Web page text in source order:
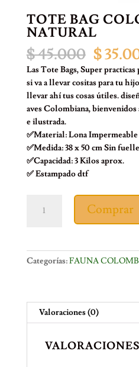
TOTE BAG
NATURAL
$45.000 El
precio
era:
$
$
Las Tote Bags, Super
si va a llevar cositas para tu
llevar ahí tus cosas útiles.
aves Colombiana,
e ilustrada.
✅Material: Lona Impermeable
✅Medida: 38 x 50 cm Sin fuelle
✅Capacidad: 3 Kilos aprox.
✅ Estampado dtf
BAG
cantidad
Comprar
Categorías:FAUNA
Valoraciones (0)
VALORACIONES